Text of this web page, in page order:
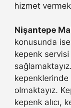
hizmet
Nişantepe
konusunda
kepenk
kepenklerinde
olmaktayız.
kepenk alıcı,